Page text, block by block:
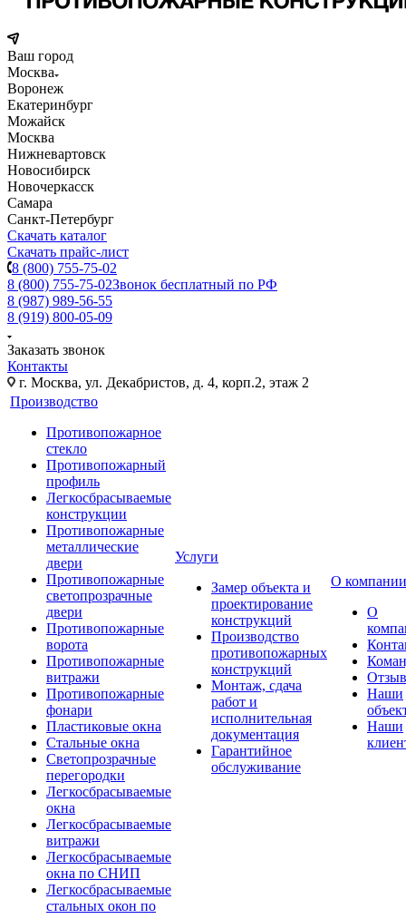
Ваш город
Москва
Воронеж
Екатеринбург
Можайск
Москва
Нижневартовск
Новосибирск
Новочеркасск
Самара
Санкт-Петербург
Скачать каталог
Скачать прайс-лист
8 (800) 755-75-02
8 (800) 755-75-02Звонок бесплатный по РФ
8 (987) 989-56-55
8 (919) 800-05-09
Заказать звонок
Контакты
г. Москва, ул. Декабристов, д. 4, корп.2, этаж 2
Производство
Противопожарное
стекло
Противопожарный
профиль
Легкосбрасываемые
конструкции
Противопожарные
металлические
двери
Противопожарные
светопрозрачные
двери
Противопожарные
ворота
Противопожарные
витражи
Противопожарные
фонари
Пластиковые окна
Стальные окна
Светопрозрачные
перегородки
Легкосбрасываемые
окна
Легкосбрасываемые
витражи
Легкосбрасываемые
окна по СНИП
Легкосбрасываемые
стальных окон по
Услуги
Замер объекта и
проектирование
конструкций
Производство
противопожарных
конструкций
Монтаж, сдача
работ и
исполнительная
документация
Гарантийное
обслуживание
О компании
О
Наши
Наши